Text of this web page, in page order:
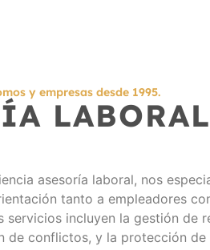
y empresas desde 1995.
asesoría laboral, nos
tanto a empleadores
servicios incluyen la gestión de
de conflictos, y la protección de